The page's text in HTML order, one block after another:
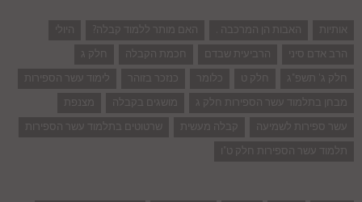
אותיות האבות הן המרכבה . האם מותר ללמוד קבלה?
היולי
הרב אדם סיני
הרביעית שבדם חכמת הקבלה
חלק ג
חלק ג' תשפ"ג
חלק ט כלומר כנזכר בזוהר
לימוד עשר הספירות
מבחן בתלמוד עשר הספירות חלק ג
מושגים בקבלה
מצנפת
עשר ספירות לשמיעה
קבלה מעשית
שרטוטים בתלמוד עשר הספירות
תלמוד עשר הספירות חלק ט"ו